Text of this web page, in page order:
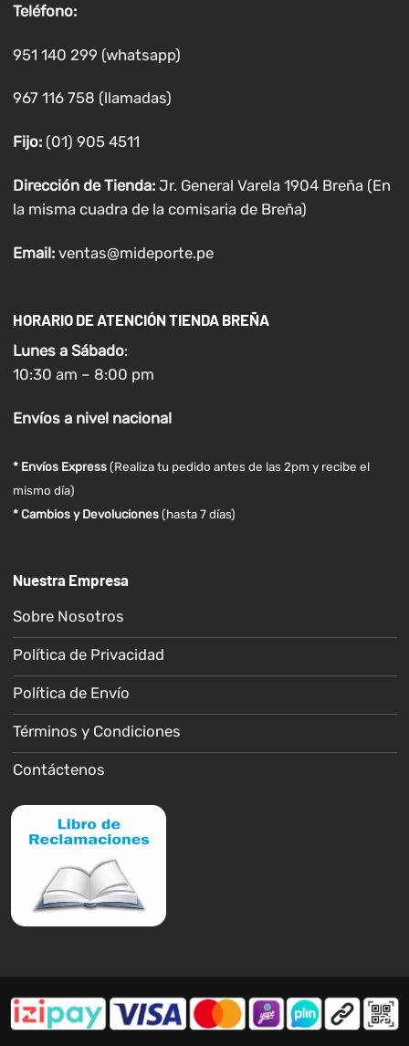
Teléfono:
951 140 299 (whatsapp)
967 116 758 (llamadas)
Fijo:(01) 905 4511
Dirección de Tienda: Jr. General Varela 1904 Breña (En
la misma cuadra de la comisaria de Breña)
Email: ventas@mideporte.pe
HORARIO DE ATENCIÓN TIENDA BREÑA
Lunes a Sábado:
10:30 am – 8:00 pm
Envíosa nivel nacional
* Envíos Express(Realiza tu pedido antes de las 2pm y recibe el
mismo día)
* Cambios y Devoluciones (hasta 7 días)
Nuestra Empresa
Sobre Nosotros
Política de Privacidad
Política de Envío
Términos y Condiciones
Contáctenos